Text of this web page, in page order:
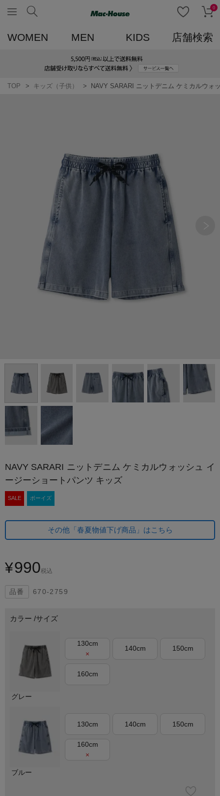
0
WOMEN MEN KIDS 店舗検索
TOP キッズ（子供） NAVY SARARI ニットデニム ケミカルウォ
NAVY SARARI ニットデニム ケミカルウォッシュ イ
ージーショートパンツ キッズ
SALE ボーイズ
その他「春夏物値下げ商品」はこちら
¥990税込
670-2759
カラー サイズ
グレー
130cm
×
140cm 150cm
160cm
ブルー
130cm 140cm 150cm
160cm
×